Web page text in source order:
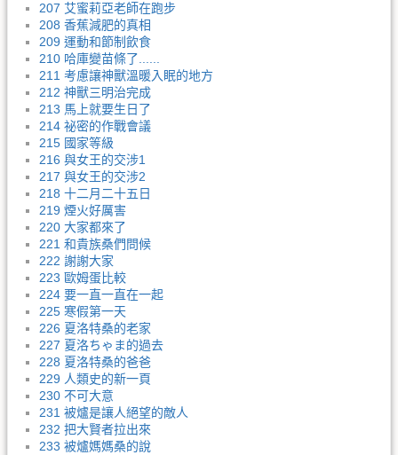
207 艾蜜莉亞老師在跑步
208 香蕉減肥的真相
209 運動和節制飲食
210 哈庫變苗條了......
211 考慮讓神獸溫暖入眠的地方
212 神獸三明治完成
213 馬上就要生日了
214 祕密的作戰會議
215 國家等級
216 與女王的交涉1
217 與女王的交涉2
218 十二月二十五日
219 煙火好厲害
220 大家都來了
221 和貴族桑們問候
222 謝謝大家
223 歐姆蛋比較
224 要一直一直在一起
225 寒假第一天
226 夏洛特桑的老家
227 夏洛ちゃま的過去
228 夏洛特桑的爸爸
229 人類史的新一頁
230 不可大意
231 被爐是讓人絕望的敵人
232 把大賢者拉出來
233 被爐媽媽桑的說